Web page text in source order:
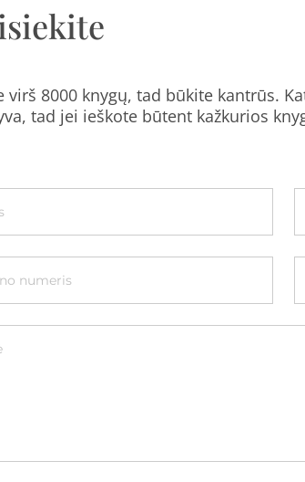
virš 8000 knygų, tad būkite kantrūs.
tad jei ieškote būtent kažkurios